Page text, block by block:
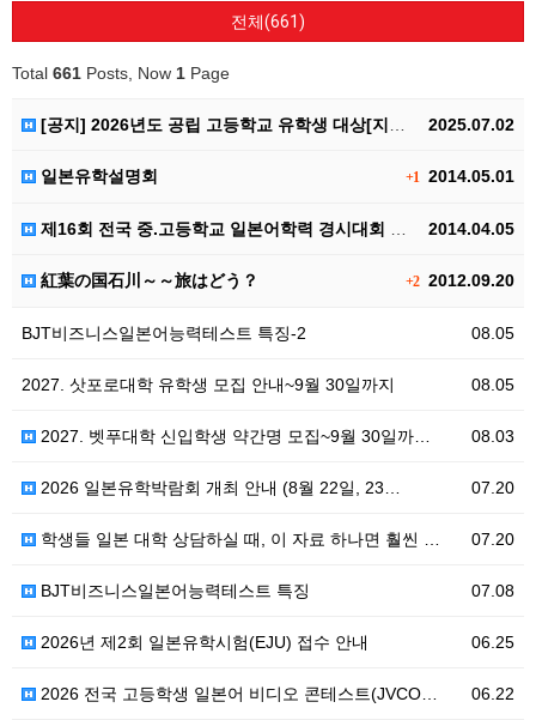
전체(661)
Total 661 Posts, Now 1 Page
2025.07.02
[공지] 2026년도 공립 고등학교 유학생 대상[지역미…
+1 2014.05.01
일본유학설명회
2014.04.05
제16회 전국 중.고등학교 일본어학력 경시대회 안내
+22012.09.20
紅葉の国石川～～旅はどう？
08.05
BJT비즈니스일본어능력테스트 특징-2
08.05
2027. 삿포로대학 유학생 모집 안내~9월 30일까지
08.03
2027. 벳푸대학 신입학생 약간명 모집~9월 30일까…
07.20
2026 일본유학박람회 개최 안내 (8월 22일, 23…
07.20
학생들 일본 대학 상담하실 때, 이 자료 하나면 훨씬 …
07.08
BJT비즈니스일본어능력테스트 특징
06.25
2026년 제2회 일본유학시험(EJU) 접수 안내
06.22
2026 전국 고등학생 일본어 비디오 콘테스트(JVCO…